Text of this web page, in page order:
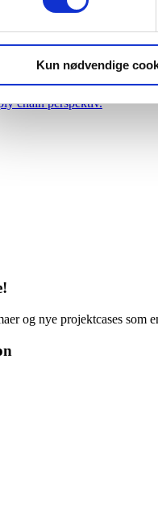
Kun nødvendige
af
indenfor
chain perspektiv.
og nye projektcases